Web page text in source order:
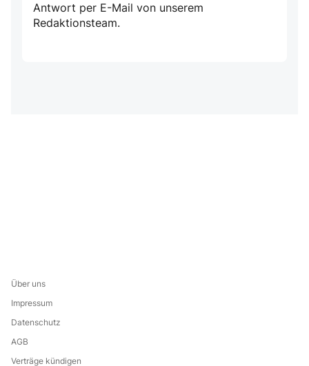
Antwort per E-Mail von unserem
Redaktionsteam.
Über uns
Impressum
Datenschutz
AGB
Verträge kündigen